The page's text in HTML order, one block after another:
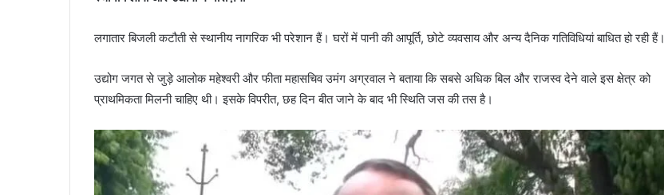
लगातार बिजली कटौती से स्थानीय नागरिक भी परेशान हैं। घरों में पानी की आपूर्ति, छोटे व्यवसाय और अन्य दैनिक गतिविधियां बाधित हो रही हैं।
उद्योग जगत से जुड़े आलोक महेश्वरी और फीता महासचिव उमंग अग्रवाल ने बताया कि सबसे अधिक बिल और राजस्व देने वाले इस क्षेत्र को
प्राथमिकता मिलनी चाहिए थी। इसके विपरीत, छह दिन बीत जाने के बाद भी स्थिति जस की तस है।